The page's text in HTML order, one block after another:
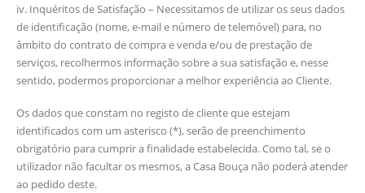
iv. Inquéritos de Satisfação – Necessitamos de utilizar os seus dados
de identificação (nome, e-mail e número de telemóvel) para, no
âmbito do contrato de compra e venda e/ou de prestação de
serviços, recolhermos informação sobre a sua satisfação e, nesse
sentido, podermos proporcionar a melhor experiência ao Cliente.
Os dados que constam no registo de cliente que estejam
identificados com um asterisco (*), serão de preenchimento
obrigatório para cumprir a finalidade estabelecida. Como tal, se o
utilizador não facultar os mesmos, a Casa Bouça não poderá atender
ao pedido deste.